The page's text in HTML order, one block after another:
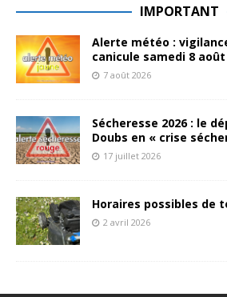
IMPORTANT
Alerte météo :
canicule samedi 8 août
7 août 2026
Sécheresse 2026 : le
Doubs en « crise
17 juillet 2026
Horaires possibles de
2 avril 2026